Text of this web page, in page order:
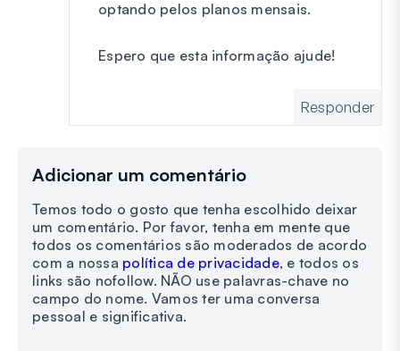
optando pelos planos mensais.
Espero que esta informação ajude!
Responder
Adicionar um comentário
Temos todo o gosto que tenha escolhido deixar
um comentário. Por favor, tenha em mente que
todos os comentários são moderados de acordo
com a nossa política de privacidade, e todos os
links são nofollow. NÃO use palavras-chave no
campo do nome. Vamos ter uma conversa
pessoal e significativa.